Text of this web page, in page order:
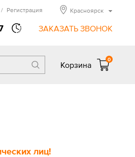
ЗАКАЗАТЬ ЗВОНОК
/ Регистрация Красноярск
Корзина
0
лиц!